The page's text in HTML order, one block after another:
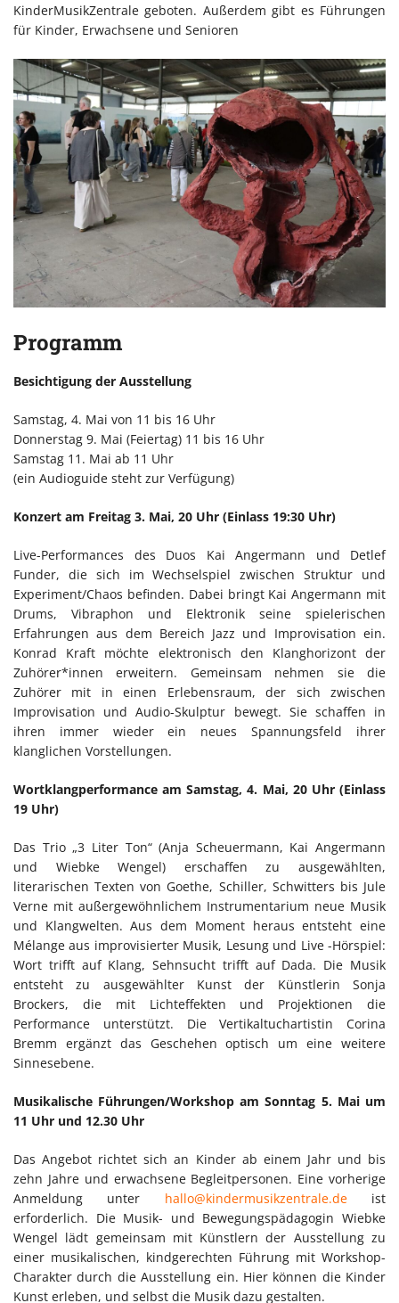
KinderMusikZentrale geboten. Außerdem gibt es Führungen
für Kinder, Erwachsene und Senioren
Programm
Besichtigung der Ausstellung
Samstag, 4. Mai von 11 bis 16 Uhr
Donnerstag 9. Mai (Feiertag) 11 bis 16 Uhr
Samstag 11. Mai ab 11 Uhr
(ein Audioguide steht zur Verfügung)
Konzert am Freitag 3. Mai, 20 Uhr (Einlass 19:30 Uhr)
Live-Performances des Duos Kai Angermann und Detlef
Funder, die sich im Wechselspiel zwischen Struktur und
Experiment/Chaos befinden. Dabei bringt Kai Angermann mit
Drums, Vibraphon und Elektronik seine spielerischen
Erfahrungen aus dem Bereich Jazz und Improvisation ein.
Konrad Kraft möchte elektronisch den Klanghorizont der
Zuhörer*innen erweitern. Gemeinsam nehmen sie die
Zuhörer mit in einen Erlebensraum, der sich zwischen
Improvisation und Audio-Skulptur bewegt. Sie schaffen in
ihren immer wieder ein neues Spannungsfeld ihrer
klanglichen Vorstellungen.
Wortklangperformance am Samstag, 4. Mai, 20 Uhr (Einlass
19 Uhr)
Das Trio „3 Liter Ton“ (Anja Scheuermann, Kai Angermann
und Wiebke Wengel) erschaffen zu ausgewählten,
literarischen Texten von Goethe, Schiller, Schwitters bis Jule
Verne mit außergewöhnlichem Instrumentarium neue Musik
und Klangwelten. Aus dem Moment heraus entsteht eine
Mélange aus improvisierter Musik, Lesung und Live -Hörspiel:
Wort trifft auf Klang, Sehnsucht trifft auf Dada. Die Musik
entsteht zu ausgewählter Kunst der Künstlerin Sonja
Brockers, die mit Lichteffekten und Projektionen die
Performance unterstützt. Die Vertikaltuchartistin Corina
Bremm ergänzt das Geschehen optisch um eine weitere
Sinnesebene.
Musikalische Führungen/Workshop am Sonntag 5. Mai um
11 Uhr und 12.30 Uhr
Das Angebot richtet sich an Kinder ab einem Jahr und bis
zehn Jahre und erwachsene Begleitpersonen. Eine vorherige
Anmeldung unter hallo@kindermusikzentrale.deist
erforderlich. Die Musik- und Bewegungspädagogin Wiebke
Wengel lädt gemeinsam mit Künstlern der Ausstellung zu
einer musikalischen, kindgerechten Führung mit Workshop-
Charakter durch die Ausstellung ein. Hier können die Kinder
Kunst erleben, und selbst die Musik dazu gestalten.